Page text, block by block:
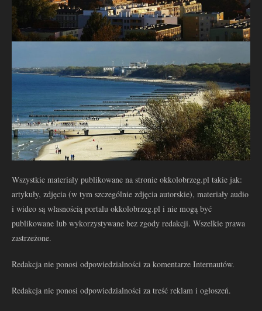
Wszystkie materiały publikowane na stronie okkolobrzeg.pl takie jak:
artykuły, zdjęcia (w tym szczególnie zdjęcia autorskie), materiały audio
i wideo są własnością portalu okkolobrzeg.pl i nie mogą być
publikowane lub wykorzystywane bez zgody redakcji. Wszelkie prawa
zastrzeżone.
Redakcja nie ponosi odpowiedzialności za komentarze Internautów.
Redakcja nie ponosi odpowiedzialności za treść reklam i ogłoszeń.